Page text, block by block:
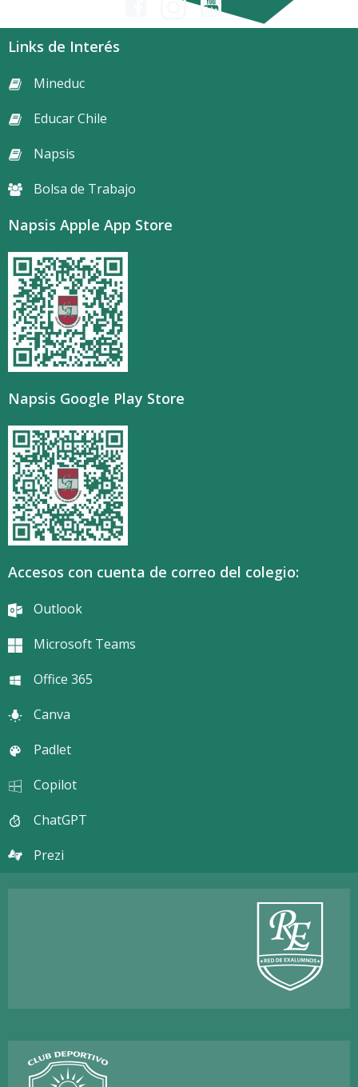
Links de Interés
Mineduc
Educar Chile
Napsis
Bolsa de Trabajo
Napsis Apple App Store
Napsis Google Play Store
Accesos con cuenta de correo del colegio:
Outlook
Microsoft Teams
Office 365
Canva
Padlet
Copilot
ChatGPT
Prezi